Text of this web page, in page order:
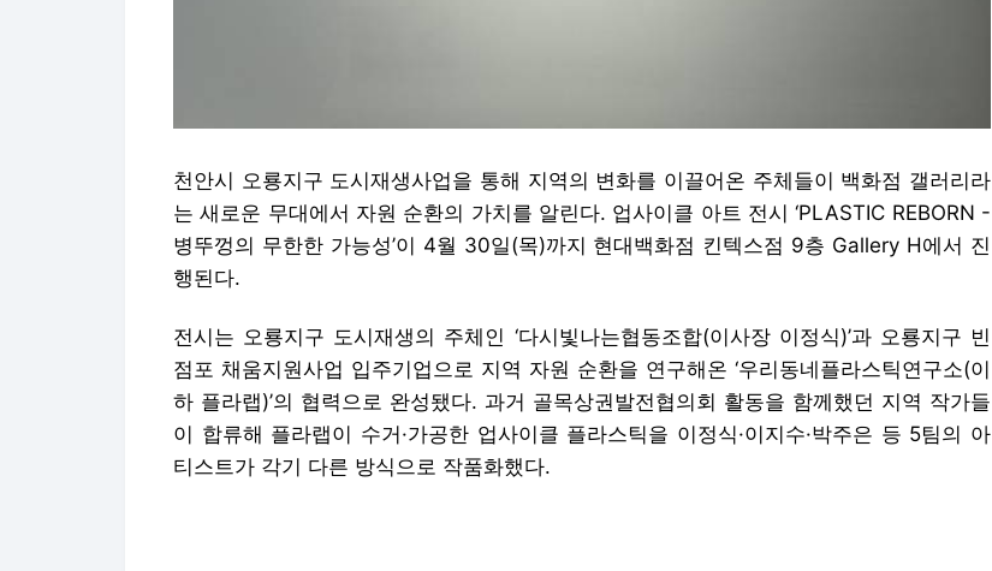
천안시 오룡지구 도시재생사업을 통해 지역의 변화를 이끌어온 주체들이 백화점 갤러리라
는 새로운 무대에서 자원 순환의 가치를 알린다. 업사이클 아트 전시 ‘PLASTIC REBORN -
병뚜껑의 무한한 가능성’이 4월 30일(목)까지 현대백화점 킨텍스점 9층 Gallery H에서 진
행된다.
전시는 오룡지구 도시재생의 주체인 ‘다시빛나는협동조합(이사장 이정식)’과 오룡지구 빈
점포 채움지원사업 입주기업으로 지역 자원 순환을 연구해온 ‘우리동네플라스틱연구소(이
하 플라랩)’의 협력으로 완성됐다. 과거 골목상권발전협의회 활동을 함께했던 지역 작가들
이 합류해 플라랩이 수거·가공한 업사이클 플라스틱을 이정식·이지수·박주은 등 5팀의 아
티스트가 각기 다른 방식으로 작품화했다.